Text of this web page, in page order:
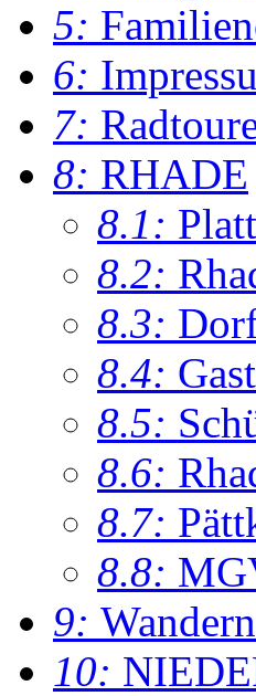
5:
6:
7:
8: RHADE
8.1:
8.2:
8.3:
8.4:
8.5:
8.6:
8.7:
8.8:
9:
10: